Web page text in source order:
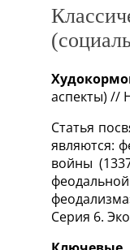
аспекты) //
Статья
являются:
войны
Серия 6.